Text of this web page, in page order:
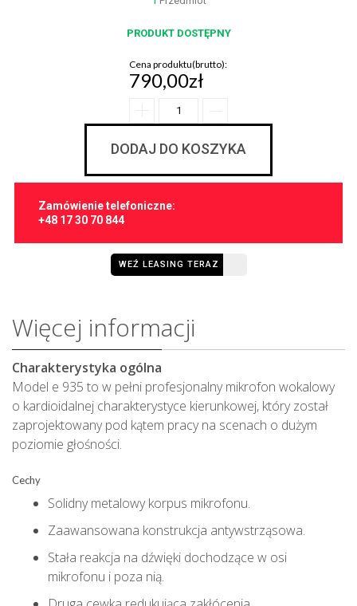
PRODUKT DOSTĘPNY
Cena produktu(brutto):
790,00zł
DODAJ DO KOSZYKA
Zamówienie telefoniczne:
+48 17 30 70 844
WEŹ LEASING TERAZ
Więcej informacji
Charakterystyka ogólna
Model e 935 to w pełni profesjonalny mikrofon wokalowy
o kardioidalnej charakterystyce kierunkowej, który został
zaprojektowany pod kątem pracy na scenach o dużym
poziomie głośności.
Cechy
Solidny metalowy korpus mikrofonu.
Zaawansowana konstrukcja antywstrząsowa.
Stała reakcja na dźwięki dochodzące w osi
mikrofonu i poza nią.